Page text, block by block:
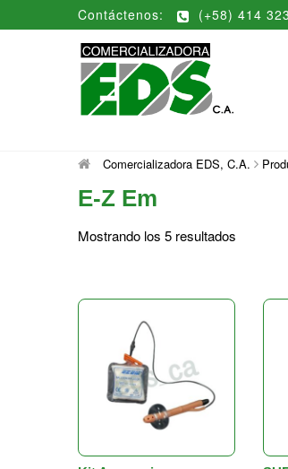
Contáctenos: (+58) 414
Comercializadora EDS, C.A.
E-Z Em
Mostrando los 5 resultados